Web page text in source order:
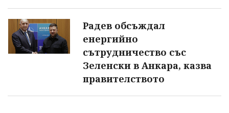
Радев обсъждал
енергийно
сътрудничество със
Зеленски в Анкара, казва
правителството